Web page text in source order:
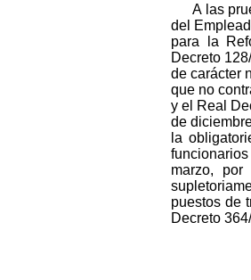
A las
del
para la
Decreto
de carácter
que no
y el Real
de
la
marzo,
puestos de
Decreto